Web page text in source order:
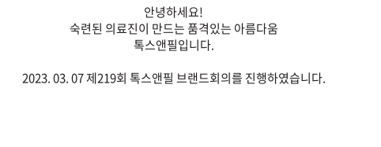
안녕하세요!
숙련된 의료진이 만드는 품격있는 아름다움
톡스앤필입니다.
2023. 03. 07 제219회 톡스앤필 브랜드회의를 진행하였습니다.